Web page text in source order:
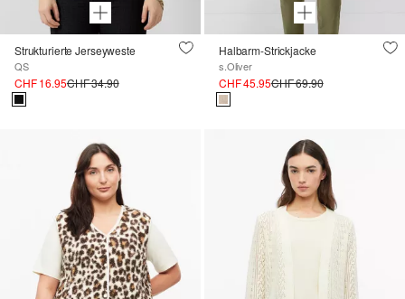
Strukturierte Jerseyweste
QS
CHF 16.95CHF 34.90
Halbarm-Strickjacke
s.Oliver
CHF 45.95CHF 69.90